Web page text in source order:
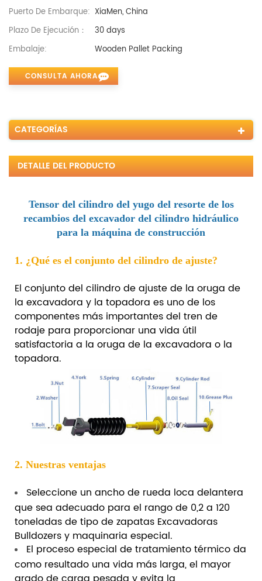
Puerto De Embarque: XiaMen, China
Plazo De Ejecución：
30 days
Embalaje:
Wooden Pallet Packing
CONSULTA AHORA
CATEGORÍAS
DETALLE DEL PRODUCTO
Tensor del cilindro del yugo del resorte de los
recambios del excavador del cilindro hidráulico
para la máquina de construcción
1. ¿Qué es el conjunto del cilindro de ajuste?
El conjunto del cilindro de ajuste de la oruga de
la excavadora y la topadora es uno de los
componentes más importantes del tren de
rodaje para proporcionar una vida útil
satisfactoria a la oruga de la excavadora o la
topadora.
2. Nuestras ventajas
Seleccione un ancho de rueda loca delantera
que sea adecuado para el rango de 0,2 a 120
toneladas de tipo de zapatas Excavadoras
Bulldozers y maquinaria especial.
El proceso especial de tratamiento térmico da
como resultado una vida más larga, el mayor
grado de carga pesada y evita la